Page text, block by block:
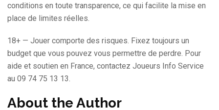
conditions en toute transparence, ce qui facilite la mise en
place de limites réelles.
18+ — Jouer comporte des risques. Fixez toujours un
budget que vous pouvez vous permettre de perdre. Pour
aide et soutien en France, contactez Joueurs Info Service
au 09 74 75 13 13.
About the Author